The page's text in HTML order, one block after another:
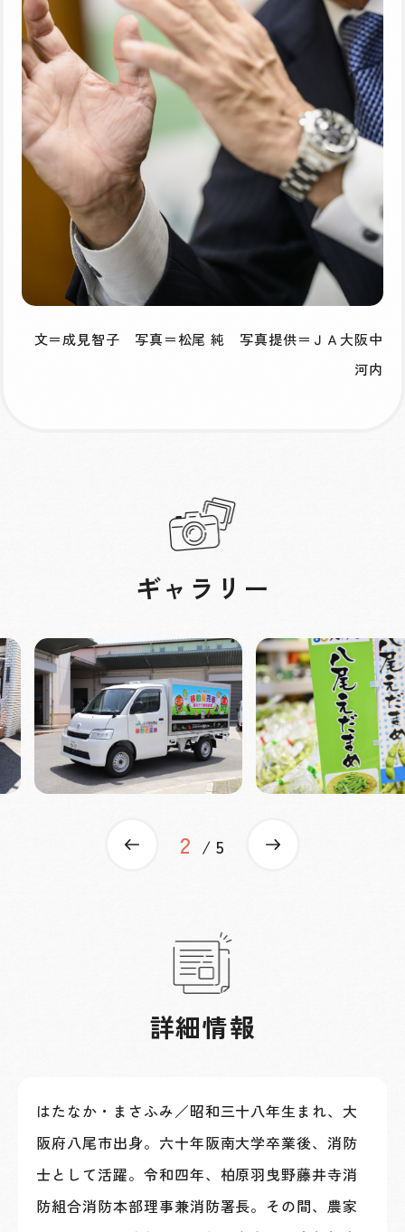
文＝成見智子 写真＝松尾 純 写真提供＝ＪＡ大阪中
河内
ギャラリー
2 5
Previous
詳細情報
はたなか・まさふみ／昭和三十八年生まれ、大
阪府八尾市出身。六十年阪南大学卒業後、消防
士として活躍。令和四年、柏原羽曳野藤井寺消
防組合消防本部理事兼消防署長。その間、農家